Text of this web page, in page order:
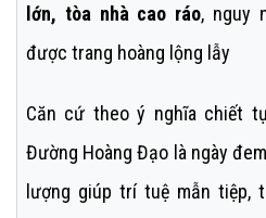
lớn, tòa nhà cao ráo, nguy
được trang hoàng lộng lẫy
Căn cứ theo ý nghĩa chiết
Đường Hoàng Đạo là ngày
lượng giúp trí tuệ mẫn tiệp,